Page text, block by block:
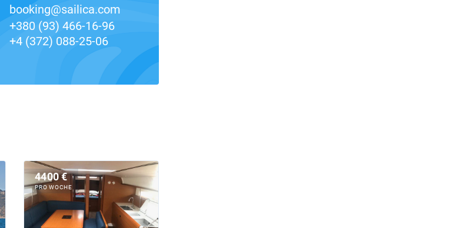
booking@sailica.com
+380 (93) 466-16-96
+4 (372) 088-25-06
4400 €
PRO WOCHE